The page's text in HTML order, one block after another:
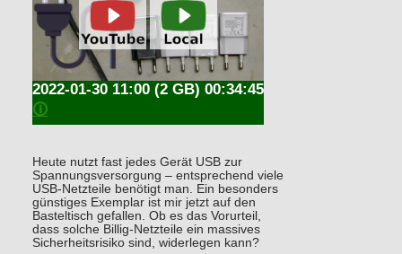
(2 GB) 00:34:45
2022-01-30 11:00
🛈
Heute nutzt fast jedes Gerät USB zur
Spannungsversorgung – entsprechend viele
USB-Netzteile benötigt man. Ein besonders
günstiges Exemplar ist mir jetzt auf den
Basteltisch gefallen. Ob es das Vorurteil,
dass solche Billig-Netzteile ein massives
Sicherheitsrisiko sind, widerlegen kann?